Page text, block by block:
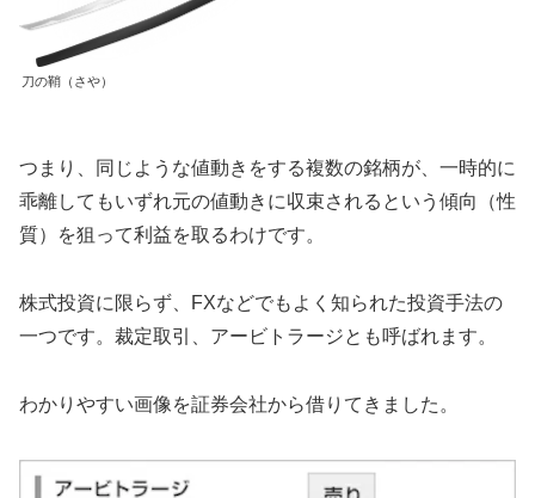
刀の鞘（さや）
つまり、同じような値動きをする複数の銘柄が、一時的に
乖離してもいずれ元の値動きに収束されるという傾向（性
質）を狙って利益を取るわけです。
株式投資に限らず、FXなどでもよく知られた投資手法の
一つです。裁定取引、アービトラージとも呼ばれます。
わかりやすい画像を証券会社から借りてきました。